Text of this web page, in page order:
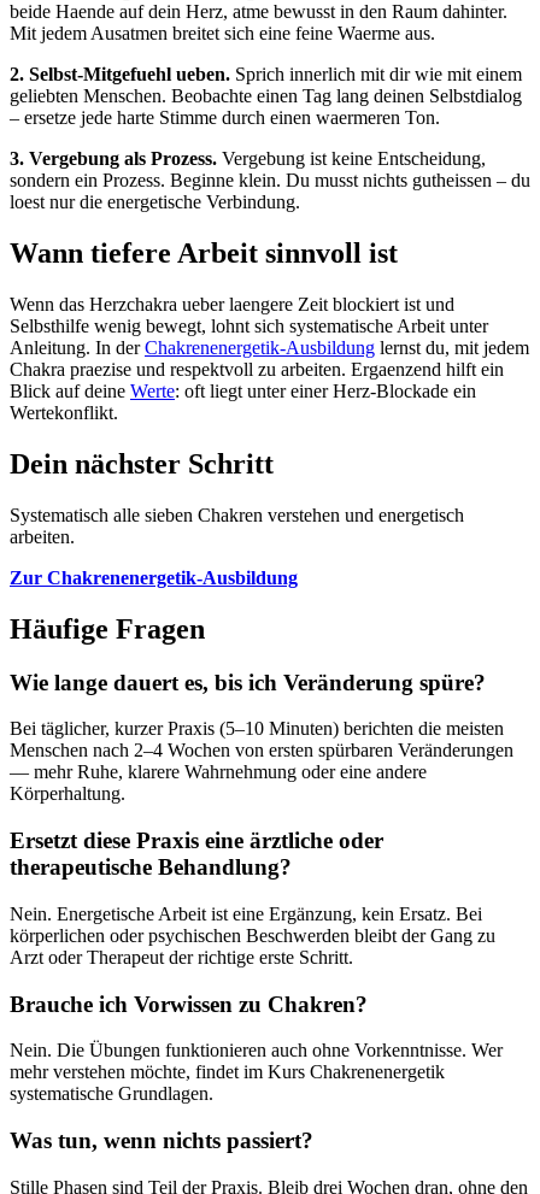
beide Haende auf dein Herz, atme bewusst in den Raum dahinter.
Mit jedem Ausatmen breitet sich eine feine Waerme aus.
2. Selbst-Mitgefuehl ueben. Sprich innerlich mit dir wie mit einem
geliebten Menschen. Beobachte einen Tag lang deinen Selbstdialog
– ersetze jede harte Stimme durch einen waermeren Ton.
3. Vergebung als Prozess. Vergebung ist keine Entscheidung,
sondern ein Prozess. Beginne klein. Du musst nichts gutheissen – du
loest nur die energetische Verbindung.
Wann tiefere Arbeit sinnvoll ist
Wenn das Herzchakra ueber laengere Zeit blockiert ist und
Selbsthilfe wenig bewegt, lohnt sich systematische Arbeit unter
Anleitung. In derChakrenenergetik-Ausbildung lernst du, mit jedem
Chakra praezise und respektvoll zu arbeiten. Ergaenzend hilft ein
Blick auf deine Werte: oft liegt unter einer Herz-Blockade ein
Wertekonflikt.
Dein nächster Schritt
Systematisch alle sieben Chakren verstehen und energetisch
arbeiten.
Zur Chakrenenergetik-Ausbildung
Häufige Fragen
Wie lange dauert es, bis ich Veränderung spüre?
Bei täglicher, kurzer Praxis (5–10 Minuten) berichten die meisten
Menschen nach 2–4 Wochen von ersten spürbaren Veränderungen
— mehr Ruhe, klarere Wahrnehmung oder eine andere
Körperhaltung.
Ersetzt diese Praxis eine ärztliche oder
therapeutische Behandlung?
Nein. Energetische Arbeit ist eine Ergänzung, kein Ersatz. Bei
körperlichen oder psychischen Beschwerden bleibt der Gang zu
Arzt oder Therapeut der richtige erste Schritt.
Brauche ich Vorwissen zu Chakren?
Nein. Die Übungen funktionieren auch ohne Vorkenntnisse. Wer
mehr verstehen möchte, findet im Kurs Chakrenenergetik
systematische Grundlagen.
Was tun, wenn nichts passiert?
Stille Phasen sind Teil der Praxis. Bleib drei Wochen dran, ohne den